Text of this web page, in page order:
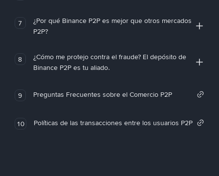
7
¿Por qué Binance P2P es mejor que otros mercados
P2P?
8
¿Cómo me protejo contra el fraude? El depósito de
Binance P2P es tu aliado.
9 Preguntas Frecuentes sobre el Comercio P2P
10 Políticas de las transacciones entre los usuarios P2P